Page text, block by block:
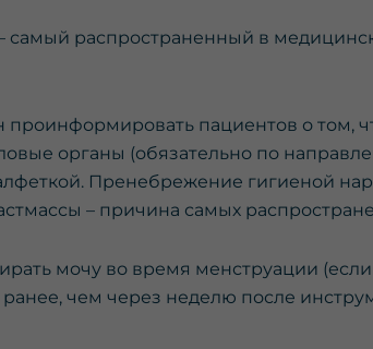
самый распространенный в
пациентов о том,
органы (обязательно по
Пренебрежение гигиеной
– причина самых
мочу во время менструации
чем через неделю после